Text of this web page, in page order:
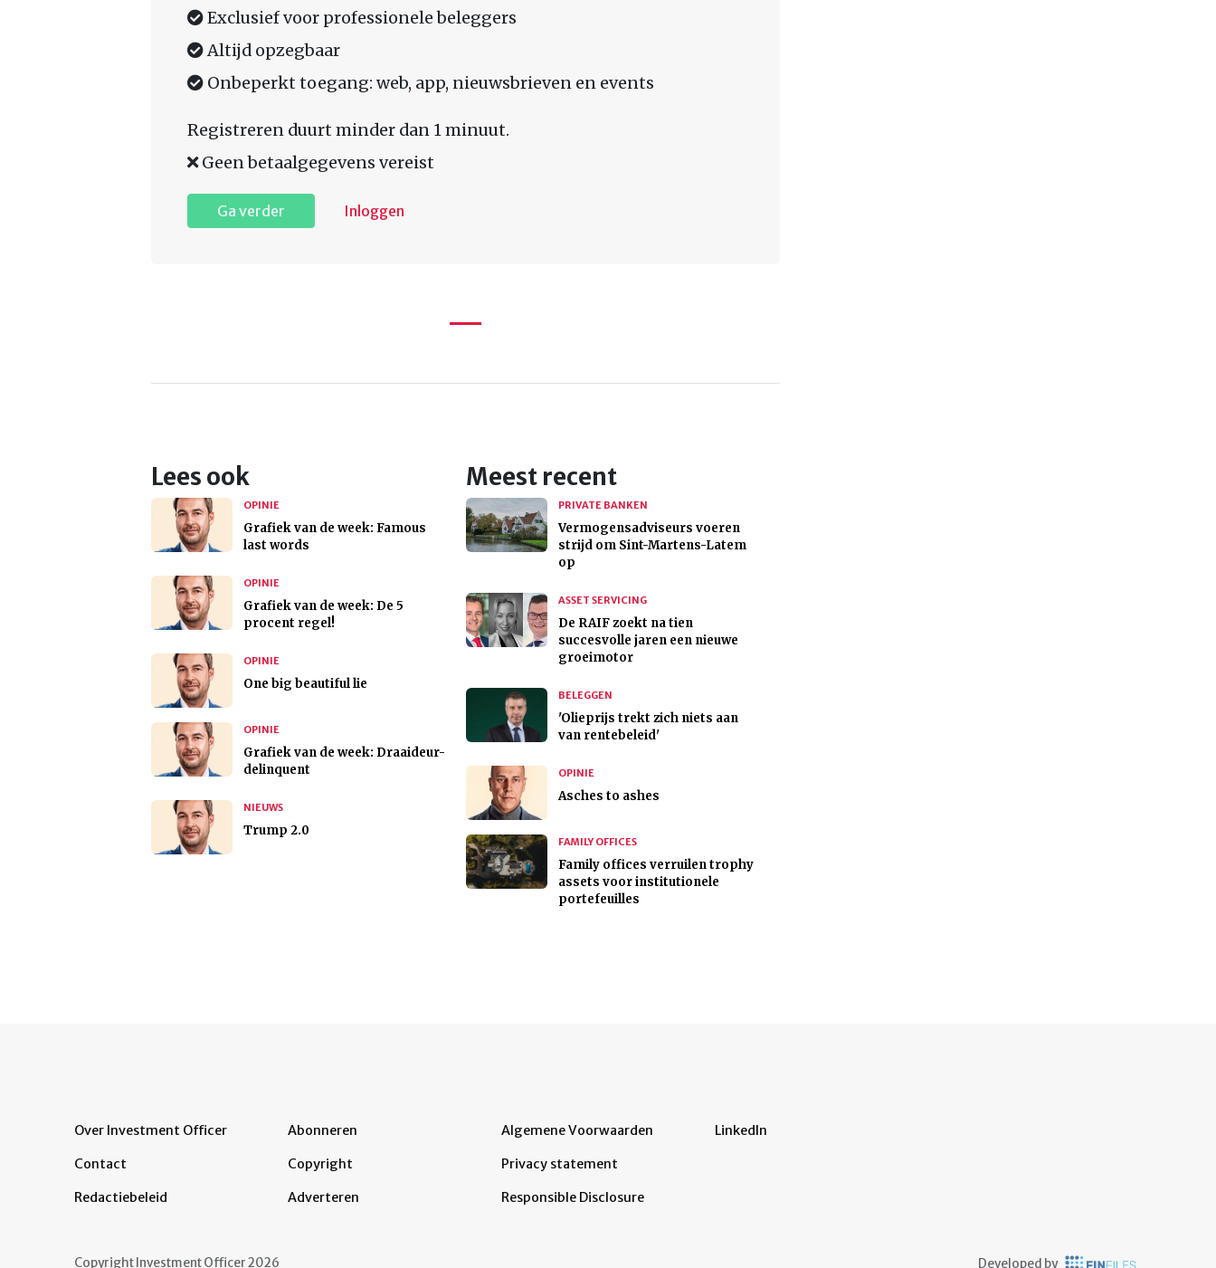
Exclusief voor professionele beleggers
Altijd opzegbaar
Onbeperkt toegang: web, app, nieuwsbrieven en events
Registreren duurt minder dan 1 minuut.
Geen betaalgegevens vereist
Ga verder Inloggen
Lees ook
OPINIE
Grafiek van de week: Famous
last words
OPINIE
Grafiek van de week: De 5
procent regel!
OPINIE
One big beautiful lie
OPINIE
Grafiek van de week: Draaideur-
delinquent
NIEUWS
Trump 2.0
Meest recent
PRIVATE BANKEN
Vermogensadviseurs voeren
strijd om Sint-Martens-Latem
op
ASSET SERVICING
De RAIF zoekt na tien
succesvolle jaren een nieuwe
groeimotor
BELEGGEN
'Olieprijs trekt zich niets aan
van rentebeleid'
OPINIE
Asches to ashes
FAMILY OFFICES
Family offices verruilen trophy
assets voor institutionele
portefeuilles
Over Investment Officer
Contact
Redactiebeleid
Abonneren
Copyright
Adverteren
Algemene Voorwaarden
Privacy statement
Responsible Disclosure
LinkedIn
Copyright Investment Officer 2026 Developed by